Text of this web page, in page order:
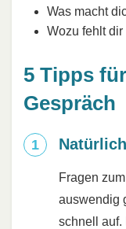
Was macht
Wozu fehlt dir
5 Tipps
Gespräch
Fragen
auswendig
schnell auf.